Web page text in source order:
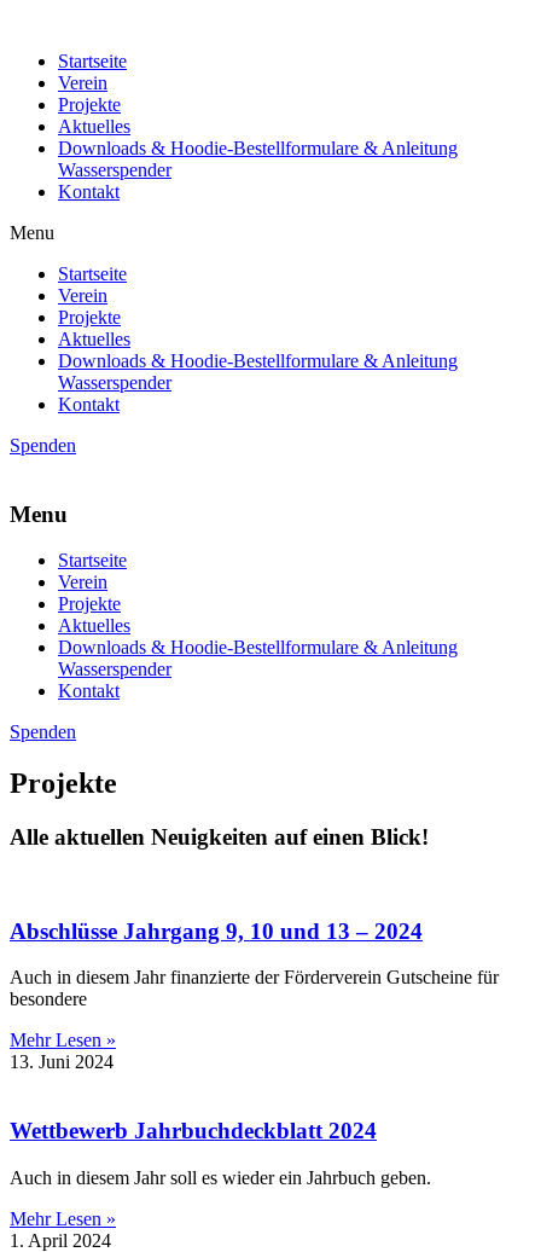
Startseite
Verein
Projekte
Aktuelles
Downloads & Hoodie-Bestellformulare & Anleitung
Wasserspender
Kontakt
Menu
Startseite
Verein
Projekte
Aktuelles
Downloads & Hoodie-Bestellformulare & Anleitung
Wasserspender
Kontakt
Spenden
Menu
Startseite
Verein
Projekte
Aktuelles
Downloads & Hoodie-Bestellformulare & Anleitung
Wasserspender
Kontakt
Spenden
Projekte
Alle aktuellen Neuigkeiten auf einen Blick!
Abschlüsse Jahrgang 9, 10 und 13 – 2024
Auch in diesem Jahr finanzierte der Förderverein Gutscheine für
besondere
Mehr Lesen »
13. Juni 2024
Wettbewerb Jahrbuchdeckblatt 2024
Auch in diesem Jahr soll es wieder ein Jahrbuch geben.
Mehr Lesen »
1. April 2024